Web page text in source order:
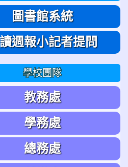
圖書館系統
週報小記者提問
學校團隊
教務處
學務處
總務處